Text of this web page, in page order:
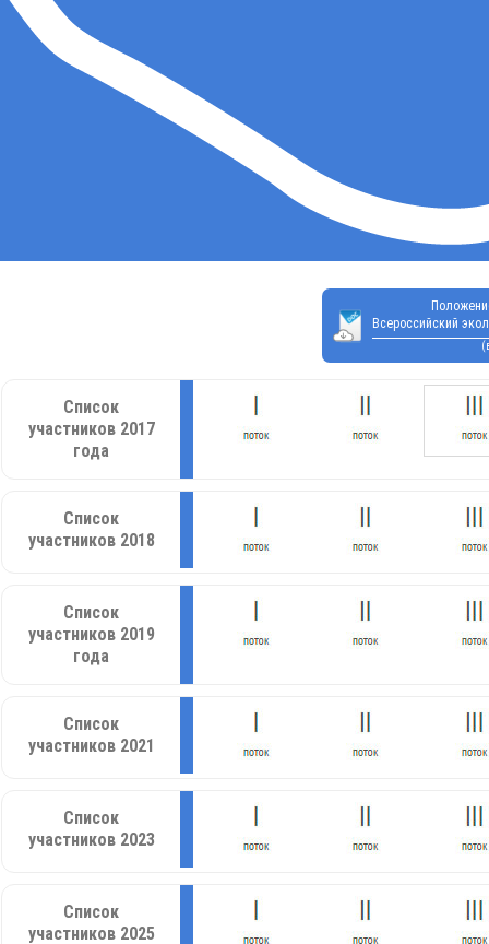
Всероссийский
Список
участников 2017
года
Список
участников 2018
Список
участников 2019
года
Список
участников 2021
Список
участников 2023
Список
участников 2025